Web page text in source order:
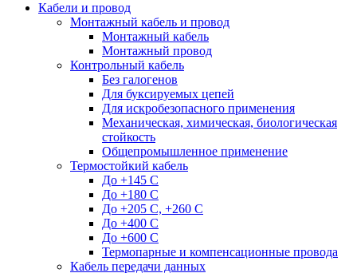
Кабели и провод
Монтажный кабель и провод
Монтажный кабель
Монтажный провод
Контрольный кабель
Без галогенов
Для буксируемых цепей
Для искробезопасного применения
Механическая, химическая, биологическая
стойкость
Общепромышленное применение
Термостойкий кабель
До +145 С
До +180 C
До +205 С, +260 С
До +400 C
До +600 С
Термопарные и компенсационные провода
Кабель передачи данных